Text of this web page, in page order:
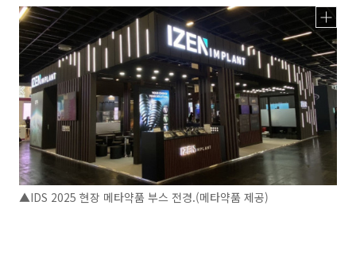
▲IDS 2025 현장 메타약품 부스 전경.(메타약품 제공)